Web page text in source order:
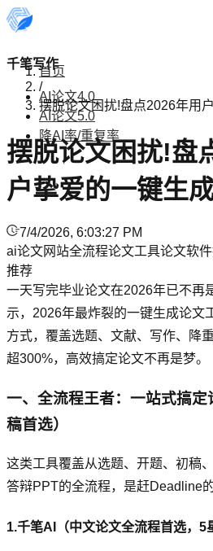
千笔写作
AI论文4.0
AI论文5.0
降AI率/重复率
首页
/
摆脱论文困扰!盘点2026年用
摆脱论文困扰!盘
户挚爱的一键生
7/4/2026, 6:03:27 PM
ai论文网站全流程论文工具论文软
推荐
一天写完毕业论文在2026年已不再
示，2026年最炸裂的一键生成论文
方式，覆盖选题、文献、写作、降
超300%，高效搞定论文不再是梦。
一、全流程王者：一站式搞定
稿首选）
这类工具覆盖从选题、开题、初稿
答辩PPT的全流程，是赶Deadline
1.千笔AI（中文论文全流程首选，5